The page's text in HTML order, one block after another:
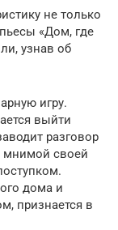
не только
«Дом, где
узнав об
игру.
выйти
разговор
мнимой своей
дома и
признается в